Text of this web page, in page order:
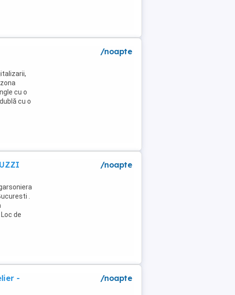
cu o
cu o
/noapte
.
de
/noapte
-
/noapte